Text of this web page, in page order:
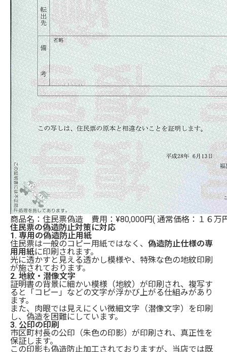
商品名：住民票偽造 費用：¥80,000円( 通常価格：１６万
住民票の偽造防止対策に対応
1. 専用の偽造防止用紙
住民票は一般のコピー用紙ではなく、 偽造防止仕様の専
用用紙に印刷されます。
光に透かすと見える透かし模様や、特殊な色の地紋印刷
が施されております。
2. 地紋・潜像文字
証明書の背景に細かい模様（地紋）が印刷され、複写す
ると「コピー」などの文字が浮かび上がる仕組みがあり
ます。
また、肉眼では見えにくい微細文字（潜像文字）を印刷
し、偽造を困難にしています。
3. 公印の印刷
市区町村長の公印（朱色の印影）が印刷され、真正性を
保証します。
この印影も偽造防止加工されておりますが、当店では既